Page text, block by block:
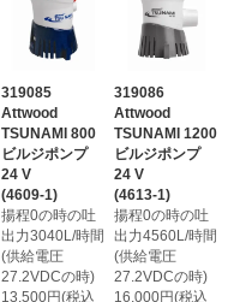
319085
Attwood
TSUNAMI 800
ビルジポンプ
24 V
(4609-1)
揚程0の時の吐
出力3040L/時間
(供給電圧
27.2VDCの時)
13,500円(税込
319086
Attwood
TSUNAMI 1200
ビルジポンプ
24 V
(4613-1)
揚程0の時の吐
出力4560L/時間
(供給電圧
27.2VDCの時)
16,000円(税込